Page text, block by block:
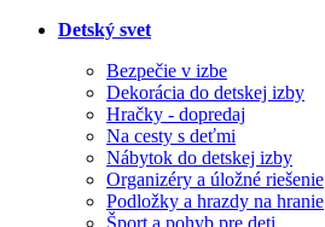
Detský svet
Bezpečie v izbe
Dekorácia do detskej izby
Hračky - dopredaj
Na cesty s deťmi
Nábytok do detskej izby
Organizéry a úložné riešenie
Podložky a hrazdy na hranie
Šport a pohyb pre deti